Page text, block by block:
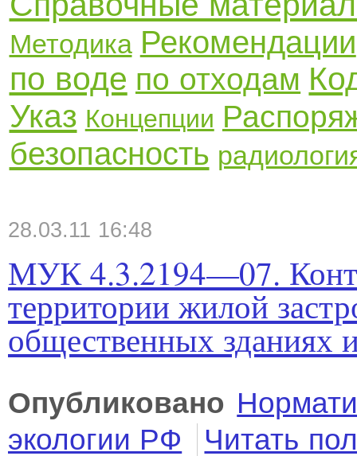
Методика Рекомендации
по воде по отходам
Указ Концепции
безопасность
28.03.11 16:48
МУК 4.3.2194—07.
территории жилой
общественных зданиях
Опубликовано
экологии РФ
Читать